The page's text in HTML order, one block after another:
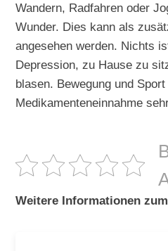
Wandern, Radfahren oder
Wunder. Dies kann als
angesehen werden. Nichts
Depression, zu Hause zu
blasen. Bewegung und
Medikamenteneinnahme
Weitere Informationen